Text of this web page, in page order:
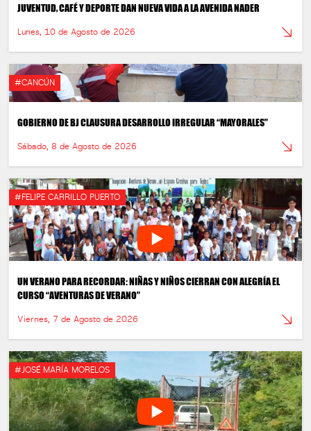
JUVENTUD, CAFÉ Y DEPORTE DAN NUEVA VIDA A LA AVENIDA NADER
Lunes, 10 de Agosto de 2026
#CANCÚN
GOBIERNO DE BJ CLAUSURA DESARROLLO IRREGULAR “MAYORALES”
Sábado, 8 de Agosto de 2026
#FELIPE CARRILLO PUERTO
UN VERANO PARA RECORDAR: NIÑAS Y NIÑOS CIERRAN CON ALEGRÍA EL
CURSO “AVENTURAS DE VERANO”
Viernes, 7 de Agosto de 2026
#JOSÉ MARÍA MORELOS